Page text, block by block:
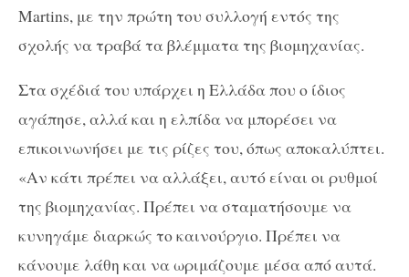
Martins, με την πρώτη του συλλογή εντός της
σχολής να τραβά τα βλέμματα της βιομηχανίας.
Στα σχέδιά του υπάρχει η Ελλάδα που ο ίδιος
αγάπησε, αλλά και η ελπίδα να μπορέσει να
επικοινωνήσει με τις ρίζες του, όπως αποκαλύπτει.
«Αν κάτι πρέπει να αλλάξει, αυτό είναι οι ρυθμοί
της βιομηχανίας. Πρέπει να σταματήσουμε να
κυνηγάμε διαρκώς το καινούργιο. Πρέπει να
κάνουμε λάθη και να ωριμάζουμε μέσα από αυτά.